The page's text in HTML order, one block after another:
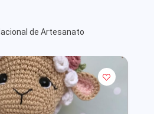
de Artesanato